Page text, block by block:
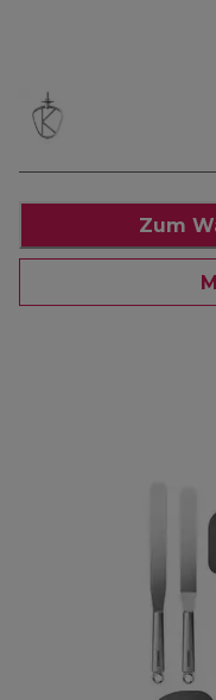
Zum